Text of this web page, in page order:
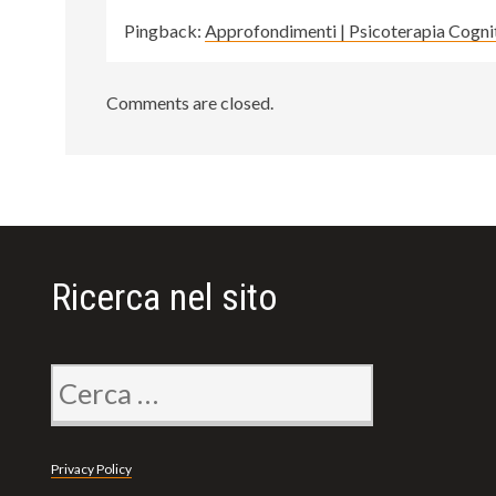
Pingback: Approfondimenti | Psicoterapia
Comments are closed.
Ricerca nel sito
Ricerca
per:
Privacy Policy